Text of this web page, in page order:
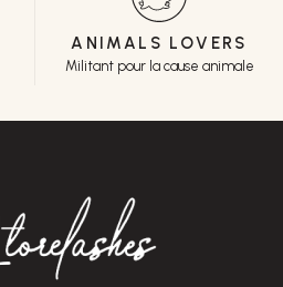
ANIMALS LOVERS
Militant pour la cause animale